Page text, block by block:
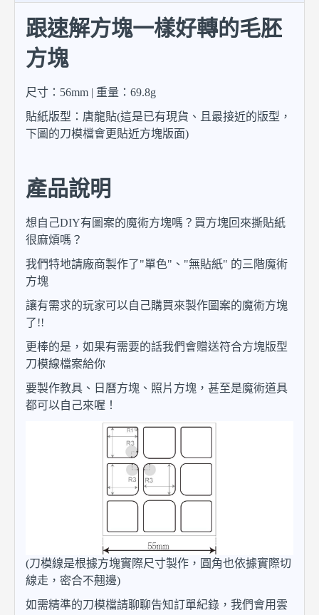
跟速解方塊一樣好轉的毛胚
方塊
尺寸：56mm | 重量：69.8g
貼紙版型：唐龍貼(這是已有現貨、且最接近的版型，
下圖的刀模檔會更貼近方塊版面)
產品說明
想自己DIY有圖案的魔術方塊嗎？買方塊回來撕貼紙
很麻煩嗎？
我們特地請廠商製作了"單色"、"無貼紙" 的三階魔術
方塊
讓有需求的玩家可以自己購買來製作圖案的魔術方塊
了!!
更棒的是，如果有需要的話我們會贈送符合方塊版型
刀模線檔案給你
要製作教具、日曆方塊、照片方塊，甚至是魔術道具
都可以自己來喔！
(刀模線是根據方塊實際尺寸製作，圓角也依據實際切
線走，密合不翹邊)
如需精準的刀模檔請聊聊告知訂單紀錄，我們會用雲